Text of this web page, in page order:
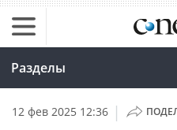
Разделы
12 фев 2025 12:36 |